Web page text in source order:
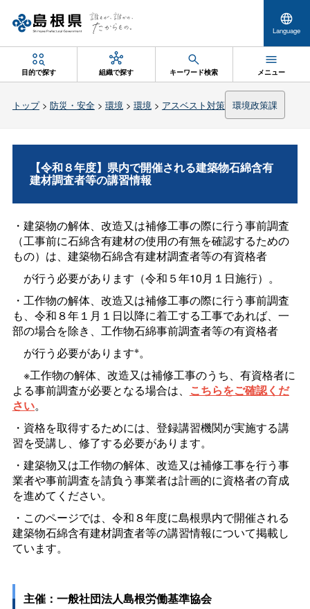
Language
目的で探す 組織で探す キーワード検索 メニュー
トップ> 防災・安全> 環境> 環境> アスベスト対策 環境政策課
【令和８年度】県内で開催される建築物石綿含有
建材調査者等の講習情報
・建築物の解体、改造又は補修工事の際に行う事前調査
（工事前に石綿含有建材の使用の有無を確認するための
もの）は、建築物石綿含有建材調査者等の有資格者
が行う必要があります（令和５年10月１日施行）。
・工作物の解体、改造又は補修工事の際に行う事前調査
も、令和８年１月１日以降に着工する工事であれば、一
部の場合を除き、工作物石綿事前調査者等の有資格者
が行う必要があります※。
※工作物の解体、改造又は補修工事のうち、有資格者に
よる事前調査が必要となる場合は、 こちらをご確認くだ
さい。
・資格を取得するためには、登録講習機関が実施する講
習を受講し、修了する必要があります。
・建築物又は工作物の解体、改造又は補修工事を行う事
業者や事前調査を請負う事業者は計画的に資格者の育成
を進めてください。
・このページでは、令和８年度に島根県内で開催される
建築物石綿含有建材調査者等の講習情報について掲載し
ています。
主催：一般社団法人島根労働基準協会